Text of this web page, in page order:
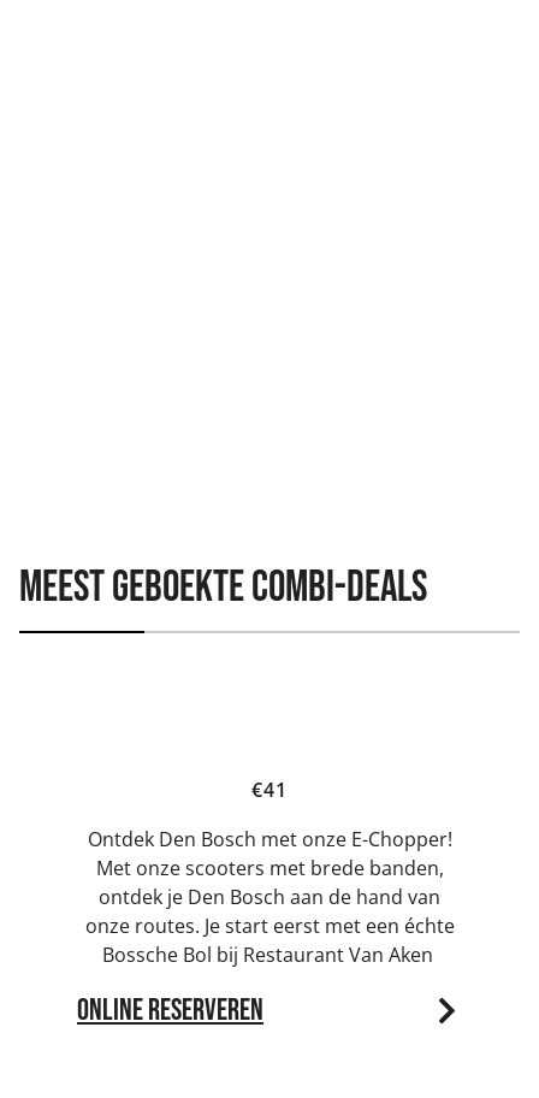
Meest geboekte Combi-deals
€41
Ontdek Den Bosch met onze E-Chopper!
Met onze scooters met brede banden,
ontdek je Den Bosch aan de hand van
onze routes. Je start eerst met een échte
Bossche Bol bij Restaurant Van Aken
Online reserveren